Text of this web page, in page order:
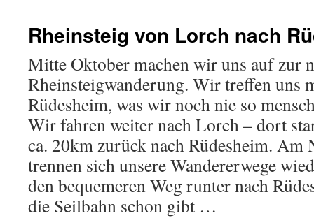
Rheinsteig von Lorch nach
Mitte Oktober machen wir uns auf zur
Rheinsteigwanderung. Wir treffen uns
Rüdesheim, was wir noch nie so
Wir fahren weiter nach Lorch – dort
ca. 20km zurück nach Rüdesheim. Am
trennen sich unsere Wandererwege
den bequemeren Weg runter nach
die Seilbahn schon gibt …